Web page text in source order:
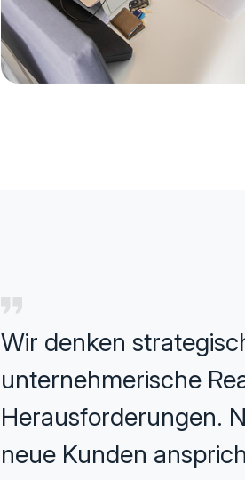
Wir denken
unternehmerische
Herausforderungen.
neue Kunden